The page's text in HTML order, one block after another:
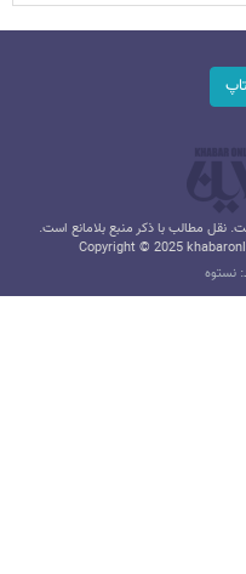
نقل مطالب با ذکر منبع بلامانع است.
Copyright © 2025
نستوه